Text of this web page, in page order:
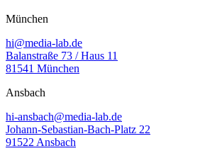
München
hi@media-lab.de
Balanstraße 73 / Haus 11
81541 München
Ansbach
hi-ansbach@media-lab.de
Johann-Sebastian-Bach-Platz 22
91522 Ansbach